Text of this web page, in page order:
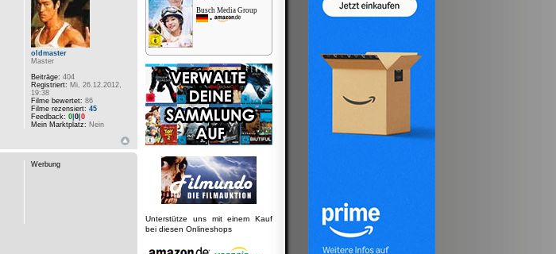
oldmaster
Master
Beiträge: 404
Registriert: Mi, 26.12.2012,
19:38
Filme bewertet: 86
Filme rezensiert: 45
Feedback: 0 0 0
Mein Marktplatz: Nein
Werbung
Busch Media Group
•
Unterstütze uns mit einem Kauf
bei diesen Onlineshops